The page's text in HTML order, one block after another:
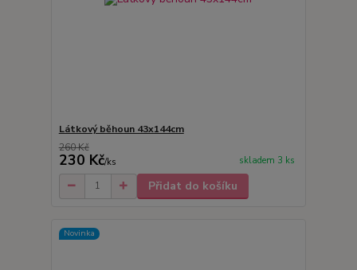
Látkový běhoun 43x144cm
260 Kč
230 Kč/ks skladem 3 ks
Přidat do košíku
Novinka